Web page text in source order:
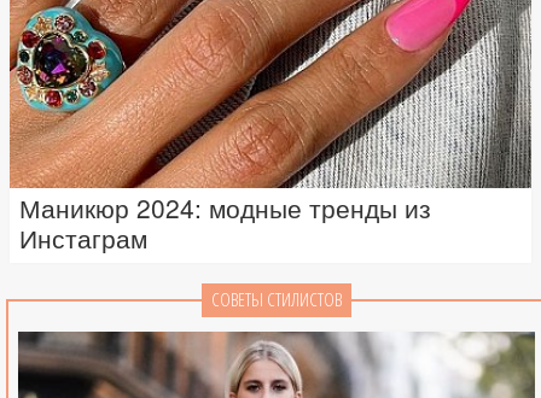
Маникюр 2024: модные тренды из
Инстаграм
СОВЕТЫ СТИЛИСТОВ